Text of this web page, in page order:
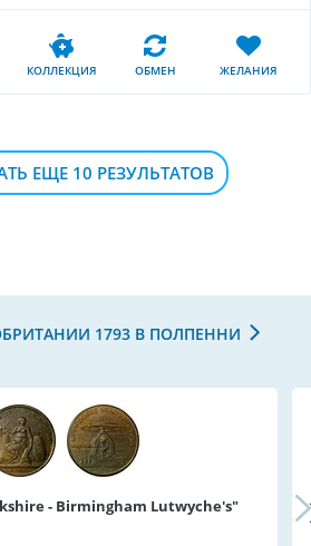
КОЛЛЕКЦИЯ ОБМЕН ЖЕЛАНИЯ
ЕЩЕ 10 РЕЗУЛЬТАТОВ
1793 В ПОЛПЕННИ
- Birmingham Lutwyche's"